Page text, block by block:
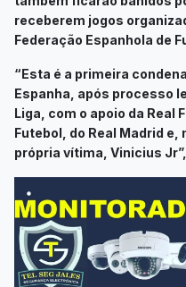
receberem jogos
Federação Espanhola de
“Esta é a primeira
Espanha, após processo
Liga, com o apoio da Real
Futebol, do Real Madrid
própria vítima, Vinicius